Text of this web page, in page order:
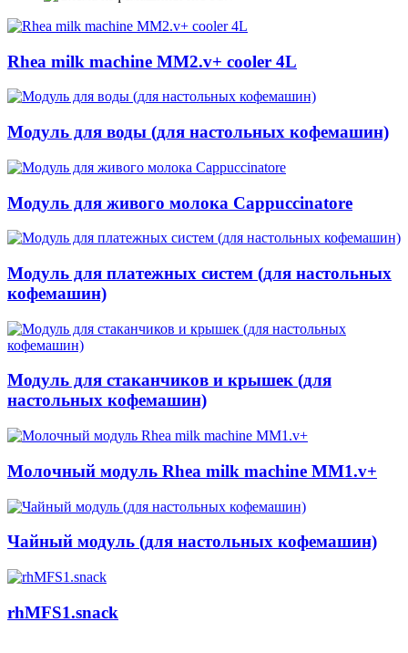
Rhea milk machine MM2.v+ cooler 4L
Модуль для воды (для настольных кофемашин)
Модуль для живого молока Cappuccinatore
Модуль для платежных систем (для настольных
кофемашин)
Модуль для стаканчиков и крышек (для
настольных кофемашин)
Молочный модуль Rhea milk machine MM1.v+
Чайный модуль (для настольных кофемашин)
rhMFS1.snack